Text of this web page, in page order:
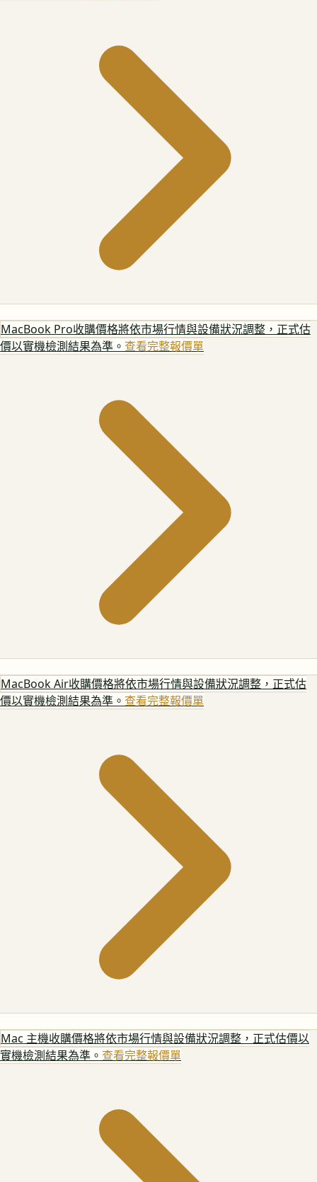
MacBook Pro收購價格將依市場行情與設備狀況調整，正式估
價以實機檢測結果為準。 查看完整報價單
MacBook Air收購價格將依市場行情與設備狀況調整，正式估
價以實機檢測結果為準。 查看完整報價單
Mac 主機收購價格將依市場行情與設備狀況調整，正式估價以
實機檢測結果為準。 查看完整報價單